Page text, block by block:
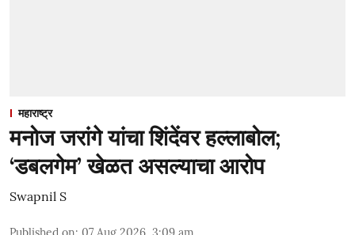
महाराष्ट्र
मनोज जरांगे यांचा शिंदेंवर हल्लाबोल;
‘डबलगेम’ खेळत असल्याचा आरोप
Swapnil S